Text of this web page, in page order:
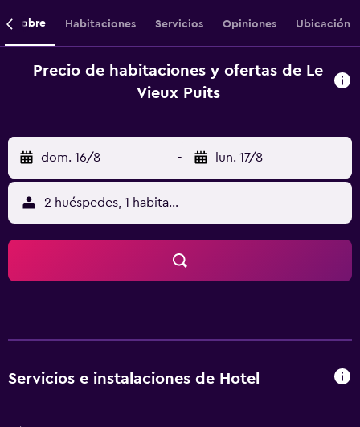
Sobre Habitaciones Servicios Opiniones Ubicación
Precio de habitaciones y ofertas de Le
Vieux Puits
dom. 16/8 - lun. 17/8
2 huéspedes, 1 habitación
Servicios e instalaciones de Hotel